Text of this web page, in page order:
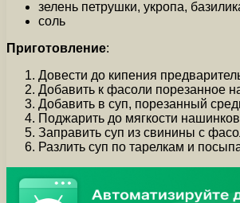
зелень петрушки, укропа,
соль
Приготовление:
Довести до кипения
Добавить к фасоли порезанное
Добавить в суп, порезанный
Поджарить до мягкости
Заправить суп из свинины с
Разлить суп по тарелкам и